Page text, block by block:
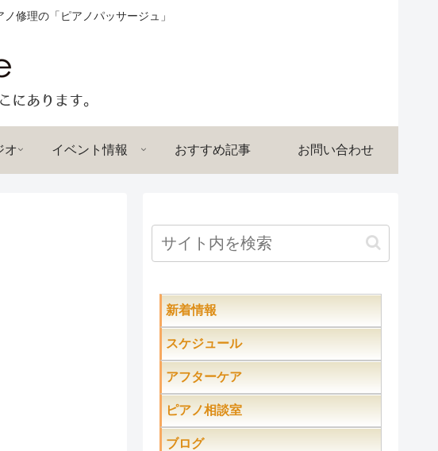
修理の「ピアノパッサージュ」
オ イベント情報 おすすめ記事 お問い合わせ
新着情報
スケジュール
アフターケア
ピアノ相談室
ブログ